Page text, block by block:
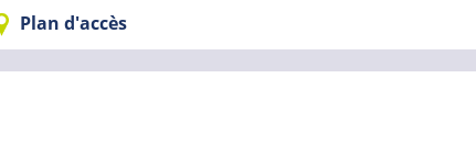
Plan d'accès